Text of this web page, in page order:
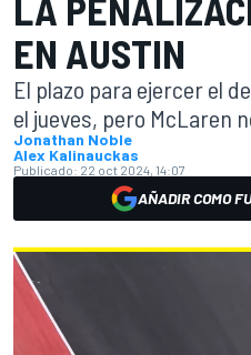
EN AUSTIN
El plazo para ejercer el
el jueves, pero McLaren
Jonathan Noble
Alex Kalinauckas
Publicado: 22 oct 2024, 14:07
AÑADIR COMO